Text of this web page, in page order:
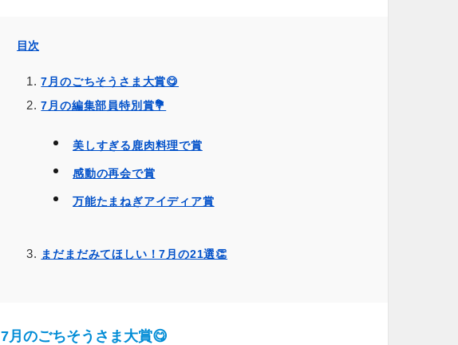
目次
7月のごちそうさま大賞😋
7月の編集部員特別賞💐
美しすぎる鹿肉料理で賞
感動の再会で賞
万能たまねぎアイディア賞
まだまだみてほしい！7月の21選👏
7月のごちそうさま大賞😋